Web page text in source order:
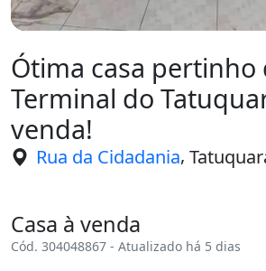
Ótima casa pertinho
Terminal do
venda!
Rua da Cidadania,
Casa à venda
Cód. 304048867 - Atualizado há 5 dias